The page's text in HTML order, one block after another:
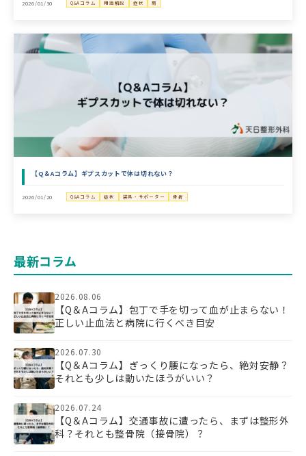
2026/01/30 Q&Aコラム 用語解説 症状 肩
【Q＆Aコラム】ギプスカットで体は切れない？
2026/01/20 Q&Aコラム 症状 装具・サポーター 骨折
最新コラム
2026.08.06
【Q＆Aコラム】包丁で手を切って血が止まらない！
正しい止血法と病院に行くべき目安
2026.07.30
【Q＆Aコラム】ぎっくり腰になったら、絶対安静？
それとも少しは動いたほうがいい？
2026.07.24
【Q＆Aコラム】交通事故に遭ったら、まずは整形外
科？それとも整骨院（接骨院）？